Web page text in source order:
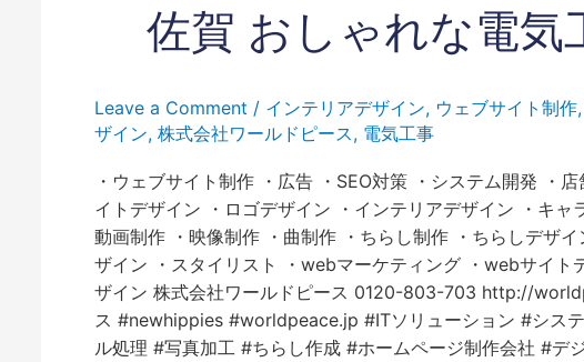
佐賀 おしゃれな電気
Leave a Comment / インテリアデザイン, ウェブサイト制作,
ザイン, 株式会社ワールドピース, 電気工事
・ウェブサイト制作 ・広告 ・SEO対策 ・システム開発 ・
イトデザイン ・ロゴデザイン ・インテリアデザイン ・キャ
動画制作 ・映像制作 ・曲制作 ・ちらし制作 ・ちらしデザ
ザイン ・スタイリスト ・webマーケティング ・webサイト
ザイン 株式会社ワールドピース 0120-803-703 http://
ス #newhippies #worldpeace.jp #ITソリューション #シス
ル処理 #写真加工 #ちらし作成 #ホームページ制作会社 #デ
し
ゃ
な
電
気
工
事
や
さ